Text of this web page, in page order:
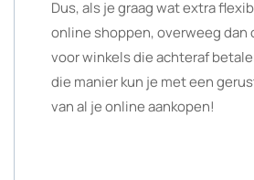
Dus, als je graag wat extra
online shoppen, overweeg dan
voor winkels die achteraf
die manier kun je met een
van al je online aankopen!